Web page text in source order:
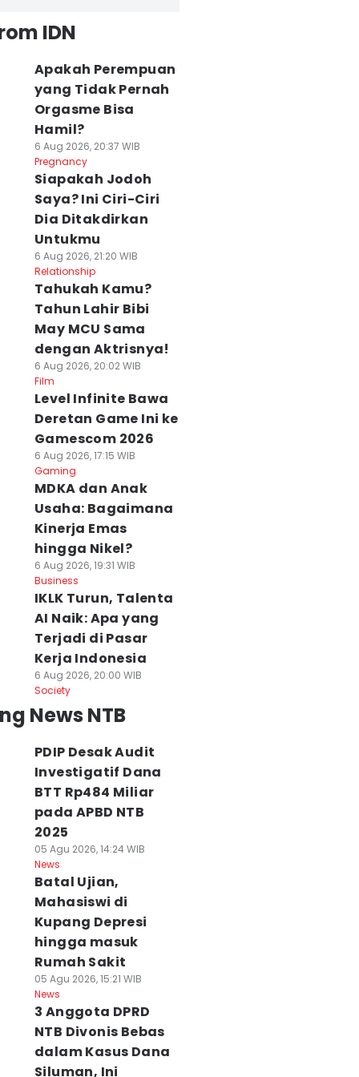
IDN
Apakah Perempuan
yang Tidak Pernah
Orgasme Bisa
Hamil?
6 Aug 2026, 20:37 WIB
Pregnancy
Siapakah Jodoh
Saya? Ini Ciri-Ciri
Dia Ditakdirkan
Untukmu
6 Aug 2026, 21:20 WIB
Relationship
Tahukah Kamu?
Tahun Lahir Bibi
May MCU Sama
dengan Aktrisnya!
6 Aug 2026, 20:02 WIB
Film
Level Infinite Bawa
Deretan Game Ini ke
Gamescom 2026
6 Aug 2026, 17:15 WIB
Gaming
MDKA dan Anak
Usaha: Bagaimana
Kinerja Emas
hingga Nikel?
6 Aug 2026, 19:31 WIB
Business
IKLK Turun, Talenta
AI Naik: Apa yang
Terjadi di Pasar
Kerja Indonesia
6 Aug 2026, 20:00 WIB
Society
News NTB
PDIP Desak Audit
Investigatif Dana
BTT Rp484 Miliar
pada APBD NTB
2025
05 Agu 2026, 14:24 WIB
News
Batal Ujian,
Mahasiswi di
Kupang Depresi
hingga masuk
Rumah Sakit
05 Agu 2026, 15:21 WIB
News
3 Anggota DPRD
NTB Divonis Bebas
dalam Kasus Dana
Siluman, Ini